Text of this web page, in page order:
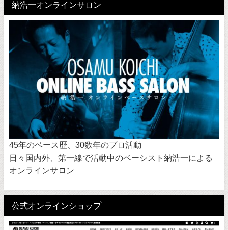
納浩一オンラインサロン
45年のベース歴、30数年のプロ活動
日々国内外、第一線で活動中のベーシスト納浩一による
オンラインサロン
公式オンラインショップ